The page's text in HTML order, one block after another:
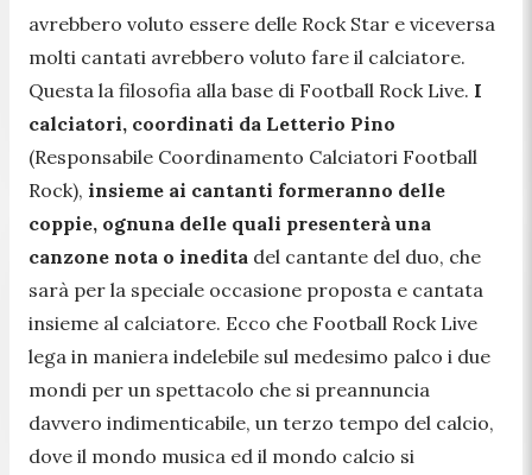
avrebbero voluto essere delle Rock Star e viceversa
molti cantati avrebbero voluto fare il calciatore.
Questa la filosofia alla base di Football Rock Live. I
calciatori, coordinati da Letterio Pino
(Responsabile Coordinamento Calciatori Football
Rock), insieme ai cantanti formeranno delle
coppie, ognuna delle quali presenterà una
canzone nota o inedita del cantante del duo, che
sarà per la speciale occasione proposta e cantata
insieme al calciatore. Ecco che Football Rock Live
lega in maniera indelebile sul medesimo palco i due
mondi per un spettacolo che si preannuncia
davvero indimenticabile, un terzo tempo del calcio,
dove il mondo musica ed il mondo calcio si